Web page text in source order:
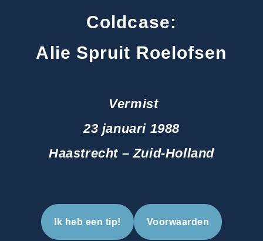
Coldcase:
Alie Spruit Roelofsen
Vermist
23 januari 1988
Haastrecht – Zuid-Holland
Ik heb een tip! Voorwaarden